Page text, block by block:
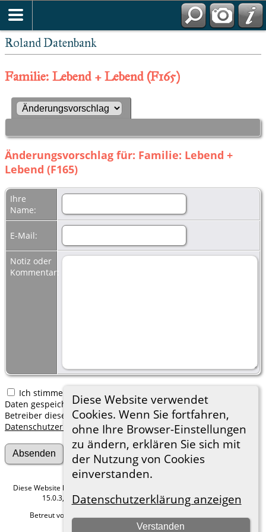
Roland Datenbank
Diese Website verwendet
Cookies. Wenn Sie fortfahren,
ohne Ihre Browser-Einstellungen
zu ändern, erklären Sie sich mit
der Nutzung von Cookies
einverstanden.
Datenschutzerklärung anzeigen
Verstanden
Familie: Lebend + Lebend (F165)
Änderungsvorschlag für: Familie: Lebend +
Lebend (F165)
Ihre
Name:
E-Mail:
Notiz oder
Kommentar:
Ich stimme zu, dass meine hier erfassten persönlichen
Daten gespeichert werden. Ich verstehe, dass ich jederzeit den
Betreiber dieser Website bitten kann, diese Daten zu löschen.
Datenschutzerklärung
Diese Website läuft mit
15.0.3, programmiert von Darrin Lythgoe © 2001-2026.
Betreut von